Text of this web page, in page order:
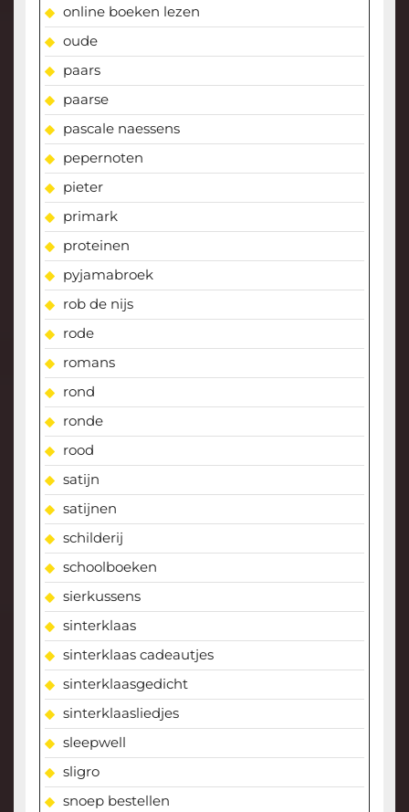
online boeken lezen
oude
paars
paarse
pascale naessens
pepernoten
pieter
primark
proteinen
pyjamabroek
rob de nijs
rode
romans
rond
ronde
rood
satijn
satijnen
schilderij
schoolboeken
sierkussens
sinterklaas
sinterklaas cadeautjes
sinterklaasgedicht
sinterklaasliedjes
sleepwell
sligro
snoep bestellen